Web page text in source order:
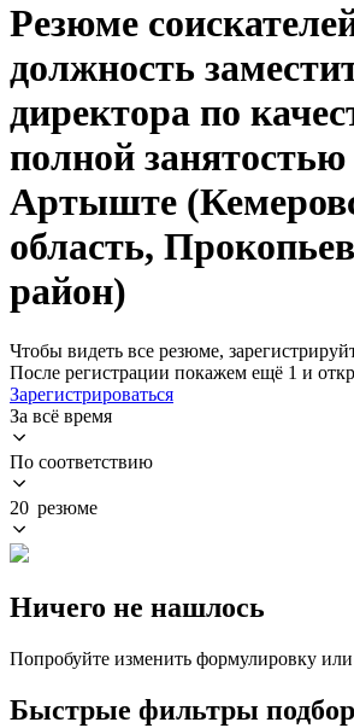
Резюме
должность
директора по
полной занятостью
Артыште
область,
район)
Чтобы видеть все резюме,
После регистрации покажем ещё 1 и
Зарегистрироваться
За всё время
По соответствию
20 резюме
Ничего не нашлось
Попробуйте изменить формулировку
Быстрые фильтры